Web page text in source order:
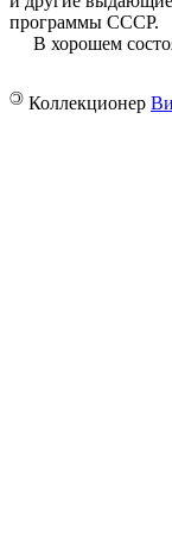
программы СССР.
В хорошем
© Коллекционер